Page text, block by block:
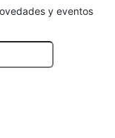
y eventos